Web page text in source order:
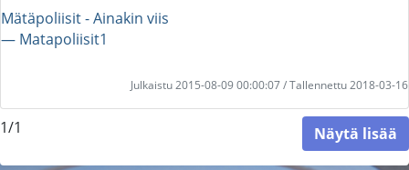
Mätäpoliisit - Ainakin viis
― Matapoliisit1
Julkaistu 2015-08-09 00:00:07 / Tallennettu 2018-03-16
1/1 Näytä lisää